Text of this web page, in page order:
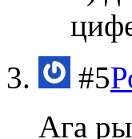
#5
Ага